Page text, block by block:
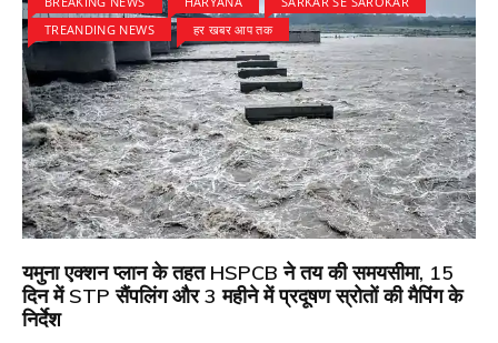
TREANDING NEWS
हर खबर आप तक
यमुना एक्शन प्लान के तहत HSPCB ने तय की समयसीमा, 15
दिन में STP सैंपलिंग और 3 महीने में प्रदूषण स्रोतों की मैपिंग के
निर्देश